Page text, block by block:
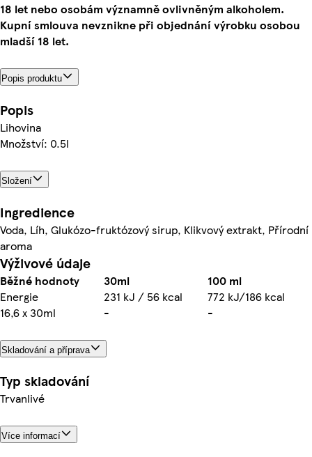
18 let nebo osobám významně ovlivněným alkoholem.
Kupní smlouva nevznikne při objednání výrobku osobou
mladší 18 let.
Popis produktu
Popis
Lihovina
Množství: 0.5l
Složení
Ingredience
Voda, Líh, Glukózo-fruktózový sirup, Klikvový extrakt, Přírodní
aroma
Výživové údaje
Běžné hodnoty 30ml
100 ml
Energie
231 kJ / 56 kcal
772 kJ/186 kcal
16,6 x 30ml
- -
Skladování a příprava
Typ skladování
Trvanlivé
Více informací